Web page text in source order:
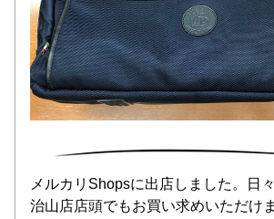
メルカリShopsに出店しました。日
治山店店頭でもお買い求めいただけ